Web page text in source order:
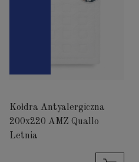
Kołdra Antyalergiczna
200x220 AMZ Quallo
Letnia